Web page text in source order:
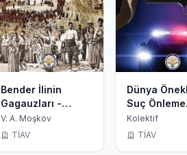
Bender İlinin
Gagauzları -
Etnografik Yazı ve
Materyaller
V. A. Moşkov
TİAV
Dünya
Suç Önleme
Stratejileri ve
Güvenlik
Kolektif
TİAV